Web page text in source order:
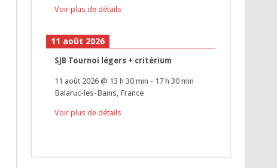
Voir plus de détails
11 août 2026
SJB Tournoi légers + critérium
11 août 2026@ 13 h 30 min - 17 h 30 min
Balaruc-les-Bains, France
Voir plus de détails